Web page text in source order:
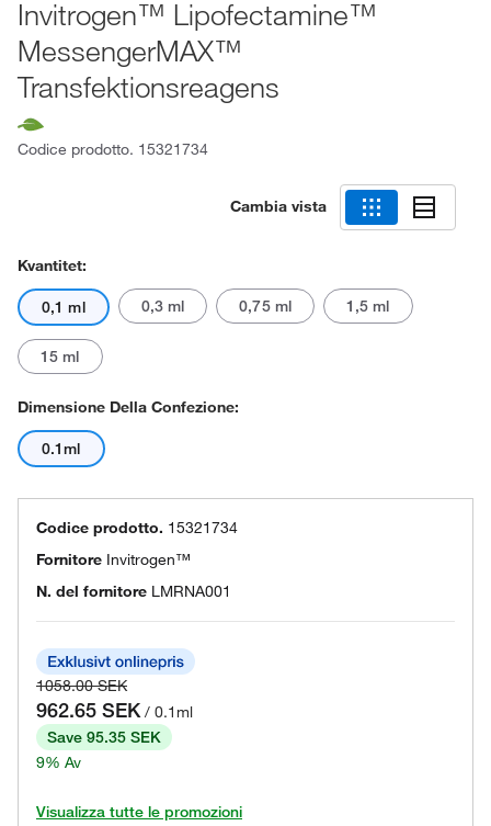
Invitrogen™ Lipofectamine™
MessengerMAX™
Transfektionsreagens
Codice prodotto. 15321734
Cambia vista
Kvantitet:
0,1 ml 0,3 ml 0,75 ml 1,5 ml
15 ml
Dimensione Della Confezione:
0.1ml
Codice prodotto. 15321734
Fornitore Invitrogen™
N. del fornitore LMRNA001
1058.00 SEK
962.65 SEK / 0.1ml
Save 95.35 SEK
9% Av
Visualizza tutte le promozioni